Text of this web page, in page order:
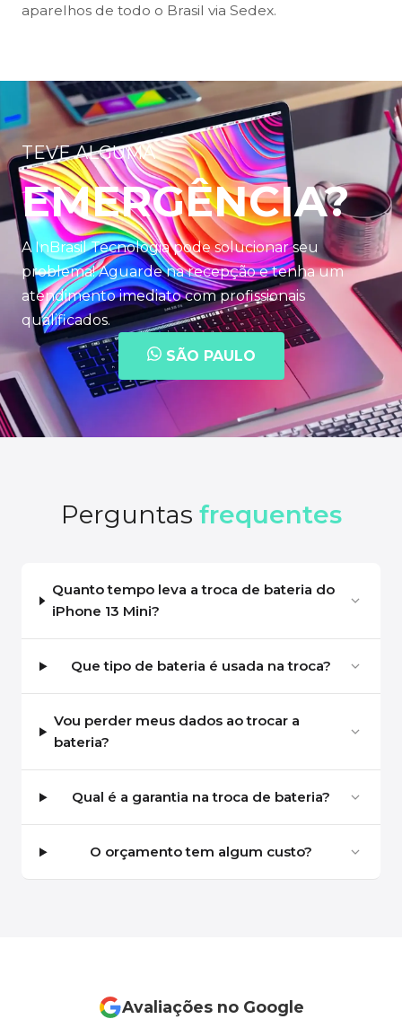
aparelhos de todo o Brasil via Sedex.
TEVE ALGUMA
EMERGÊNCIA?
A InBrasil Tecnologia pode solucionar seu
problema! Aguarde na recepção e tenha um
atendimento imediato com profissionais
qualificados.
SÃO PAULO
Perguntas frequentes
Quanto tempo leva a troca de bateria do
iPhone 13 Mini?
Que tipo de bateria é usada na troca?
Vou perder meus dados ao trocar a
bateria?
Qual é a garantia na troca de bateria?
O orçamento tem algum custo?
Avaliações no Google